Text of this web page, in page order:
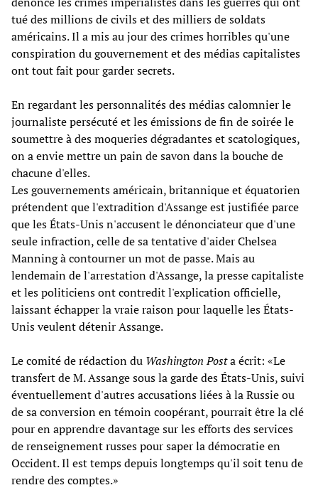
tué des millions de civils et des milliers de soldats
américains. Il a mis au jour des crimes horribles qu'une
conspiration du gouvernement et des médias capitalistes
ont tout fait pour garder secrets.
En regardant les personnalités des médias calomnier le
journaliste persécuté et les émissions de fin de soirée le
soumettre à des moqueries dégradantes et scatologiques,
on a envie mettre un pain de savon dans la bouche de
chacune d'elles.
Les gouvernements américain, britannique et équatorien
prétendent que l'extradition d'Assange est justifiée parce
que les États-Unis n'accusent le dénonciateur que d'une
seule infraction, celle de sa tentative d'aider Chelsea
Manning à contourner un mot de passe. Mais au
lendemain de l'arrestation d'Assange, la presse capitaliste
et les politiciens ont contredit l'explication officielle,
laissant échapper la vraie raison pour laquelle les États-
Unis veulent détenir Assange.
Le comité de rédaction du Washington Posta écrit: «Le
transfert de M. Assange sous la garde des États-Unis, suivi
éventuellement d'autres accusations liées à la Russie ou
de sa conversion en témoin coopérant, pourrait être la clé
pour en apprendre davantage sur les efforts des services
de renseignement russes pour saper la démocratie en
Occident. Il est temps depuis longtemps qu'il soit tenu de
rendre des comptes.»